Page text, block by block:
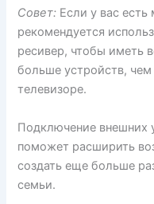
Совет: Если у вас
рекомендуется
ресивер, чтобы иметь
больше устройств,
телевизоре.
Подключение внешних
поможет расширить
создать еще больше
семьи.